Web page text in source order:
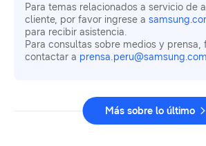
Para temas relacionados a servicio de
cliente, por favor ingrese a
para recibir asistencia.
Para consultas sobre medios y prensa,
contactar a prensa.peru@samsung.com
Más sobre lo último